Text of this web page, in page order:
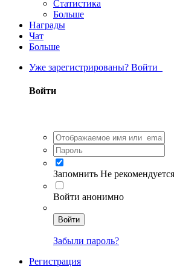
Статистика
Больше
Награды
Чат
Больше
Уже зарегистрированы? Войти
Войти
Запомнить Не
Войти анонимно
Войти
Забыли пароль?
Регистрация